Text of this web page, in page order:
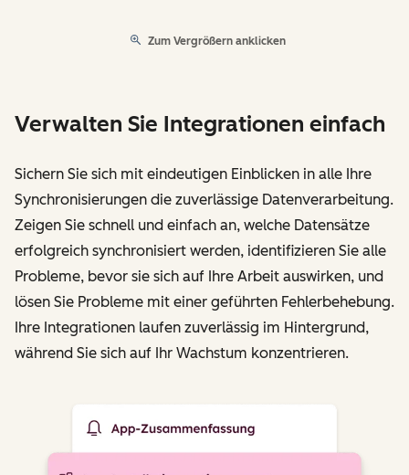
Zum Vergrößern anklicken
Verwalten Sie Integrationen einfach
Sichern Sie sich mit eindeutigen Einblicken in alle Ihre
Synchronisierungen die zuverlässige Datenverarbeitung.
Zeigen Sie schnell und einfach an, welche Datensätze
erfolgreich synchronisiert werden, identifizieren Sie alle
Probleme, bevor sie sich auf Ihre Arbeit auswirken, und
lösen Sie Probleme mit einer geführten Fehlerbehebung.
Ihre Integrationen laufen zuverlässig im Hintergrund,
während Sie sich auf Ihr Wachstum konzentrieren.